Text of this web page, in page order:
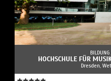
HOCHSCHULE FÜR
Dresden,